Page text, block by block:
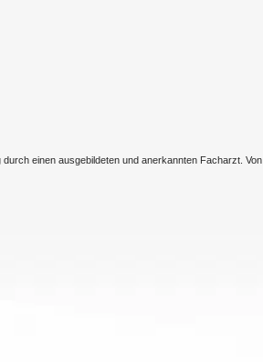
einen ausgebildeten und anerkannten Facharzt. Von